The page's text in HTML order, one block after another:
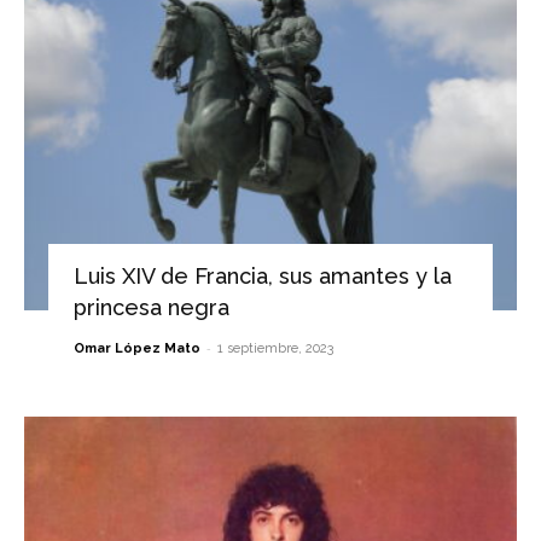
Luis XIV de Francia, sus amantes y la
princesa negra
Omar López Mato - 1 septiembre, 2023